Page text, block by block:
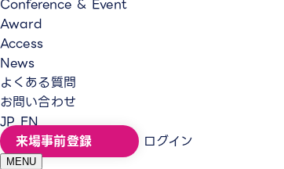
Conference & Event
Award
Access
News
よくある質問
お問い合わせ
JP EN
来場事前登録
ログイン
MENU